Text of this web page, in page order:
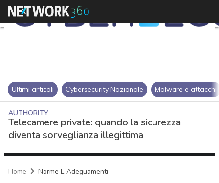
Ultimi articoli Cybersecurity Nazionale Malware e attacchi
AUTHORITY
Telecamere private: quando la sicurezza
diventa sorveglianza illegittima
Home Norme E Adeguamenti